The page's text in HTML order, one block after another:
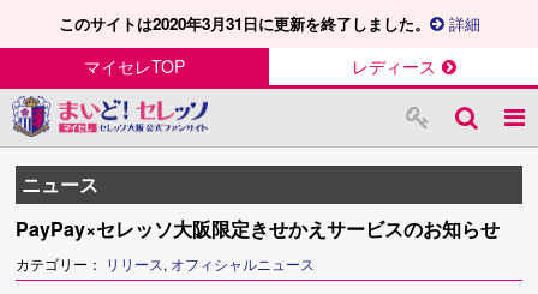
このサイトは2020年3月31日に更新を終了しました。 詳細
マイセレTOP レディース
ニュース
PayPay×セレッソ大阪限定きせかえサービスのお知らせ
カテゴリー： リリース, オフィシャルニュース